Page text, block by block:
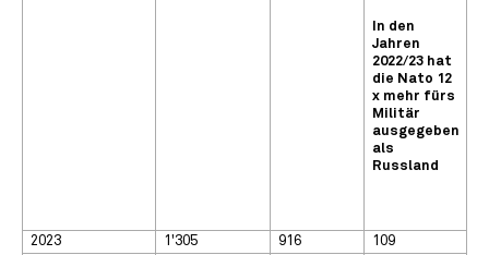
In den
Jahren
2022/23 hat
die Nato 12
x mehr fürs
Militär
ausgegeben
als
Russland
2023 1'305 916
109